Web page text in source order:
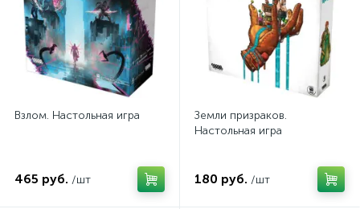
Взлом. Настольная игра
465 руб. /шт
Земли призраков.
Настольная игра
180 руб. /шт